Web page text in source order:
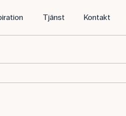
Tjänst Kontakt